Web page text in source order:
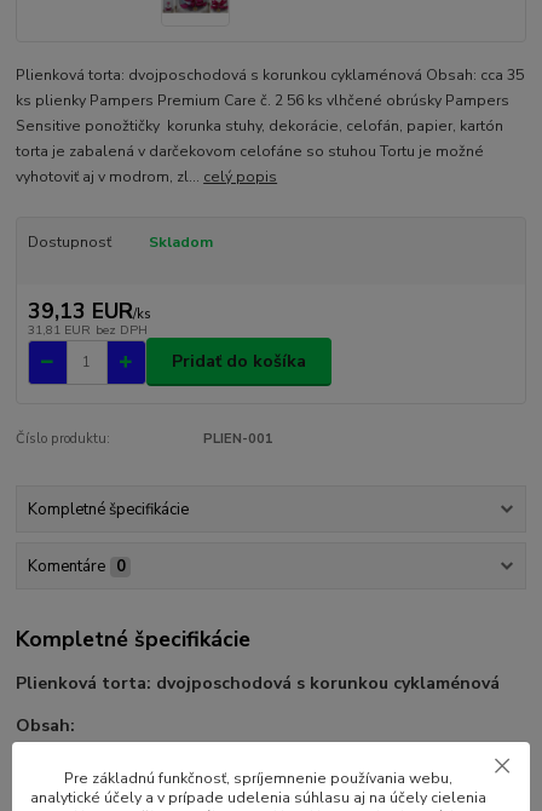
Plienková torta: dvojposchodová s korunkou cyklaménová Obsah: cca 35
ks plienky Pampers Premium Care č. 2 56 ks vlhčené obrúsky Pampers
Sensitive ponožtičky korunka stuhy, dekorácie, celofán, papier, kartón
torta je zabalená v darčekovom celofáne so stuhou Tortu je možné
vyhotoviť aj v modrom, zl... celý popis
Dostupnosť Skladom
39,13 EUR/ks
31,81 EUR bez DPH
Pridať do košíka
Číslo produktu: PLIEN-001
Kompletné špecifikácie
Komentáre 0
Kompletné špecifikácie
Plienková torta: dvojposchodová s korunkou cyklaménová
Obsah:
cca 35 ks plienky Pampers Premium Care č. 2
56 ks vlhčené obrúsky Pampers Sensitive
Pre základnú funkčnosť, spríjemnenie používania webu,
analytické účely a v prípade udelenia súhlasu aj na účely cielenia